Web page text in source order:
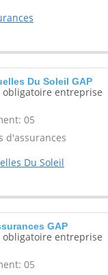
Du Soleil GAP
entreprise
05
d'assurances
Du Soleil
GAP
entreprise
05